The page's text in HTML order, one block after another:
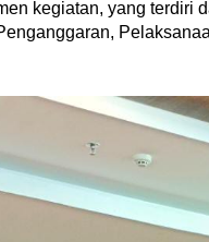
kegiatan, yang terdiri